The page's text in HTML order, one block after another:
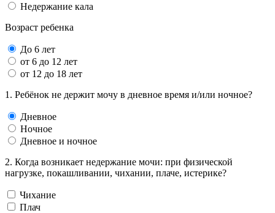
Недержание кала
Возраст ребенка
До 6 лет
от 6 до 12 лет
от 12 до 18 лет
1. Ребёнок не держит мочу в дневное время и/или ночное?
Дневное
Ночное
Дневное и ночное
2. Когда возникает недержание мочи: при физической
нагрузке, покашливании, чихании, плаче, истерике?
Чихание
Плач